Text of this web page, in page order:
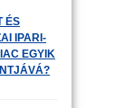
ÉS
IPARI-
EGYIK